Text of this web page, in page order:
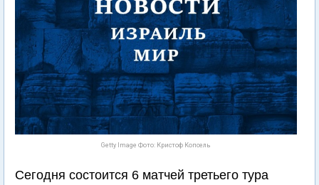
Getty Image Фото: Кристоф Копсель
Сегодня состоится 6 матчей третьего тура